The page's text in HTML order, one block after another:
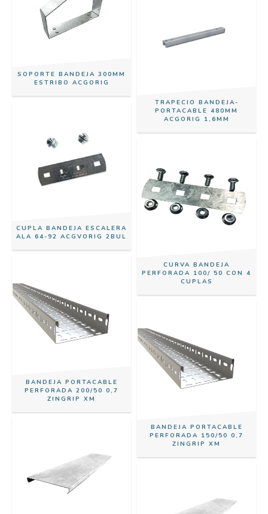
SOPORTE BANDEJA 300MM
ESTRIBO ACGORIG
TRAPECIO BANDEJA-
PORTACABLE 480MM
ACGORIG 1,6MM
CUPLA BANDEJA ESCALERA
ALA 64-92 ACGVORIG 2BUL
CURVA BANDEJA
PERFORADA 100/ 50 CON 4
CUPLAS
BANDEJA PORTACABLE
PERFORADA 200/50 0,7
ZINGRIP XM
BANDEJA PORTACABLE
PERFORADA 150/50 0,7
ZINGRIP XM